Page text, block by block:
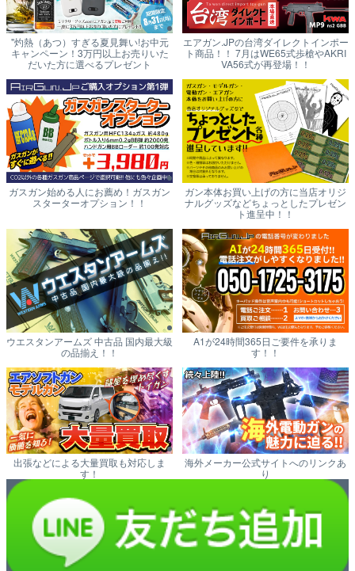
"灼熱（あつ）すぎる夏見舞い!お中元
キャンペーン！3万円以上お売りいた
だいた方に選べるプレゼント
エアガン.JPの台湾ダイレクトインポー
ト商品！！ 7月はWE65式歩槍やAKRI
VA56式が再登場！！
ガスガン始める人にお薦め！ガスガン
スターターオプション！！
ガン本体お買い上げの方に当店オリジ
ナルグッズなどちょっとしたプレゼン
ト進呈中！！
ウエスタンアームズ 中古品 国内最大級
の品揃え！！
A1が24時間365日ご要件を承りま
す！！
出張などによる大量買取も対応しま
す！
海外メーカー公式サイトへのリンクあ
り